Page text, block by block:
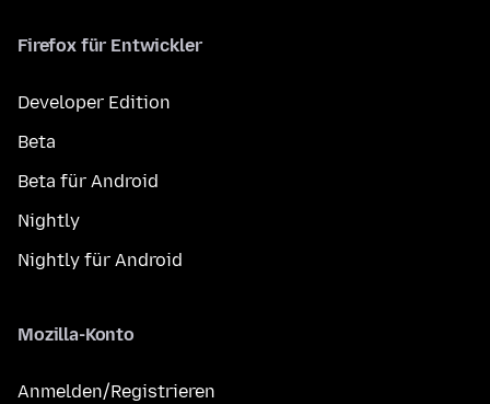
Firefox für Entwickler
Developer Edition
Beta
Beta für Android
Nightly
Nightly für Android
Mozilla-Konto
Anmelden/Registrieren